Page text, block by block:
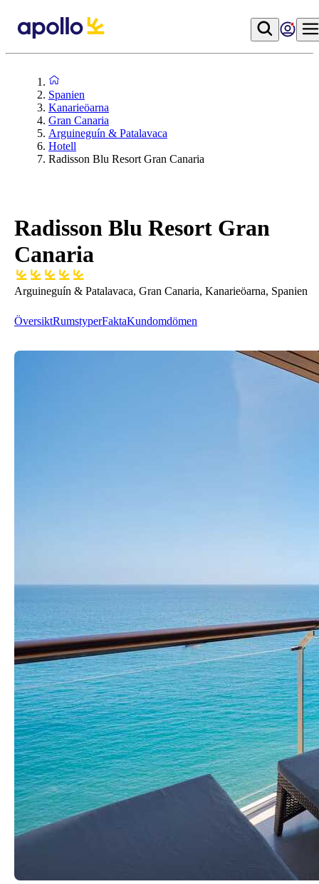
Spanien
Kanarieöarna
Gran Canaria
Arguineguín & Patalavaca
Hotell
Radisson Blu Resort Gran Canaria
Radisson Blu Resort Gran
Canaria
Arguineguín & Patalavaca, Gran Canaria, Kanarieöarna, Spanien
ÖversiktRumstyperFaktaKundomdömen